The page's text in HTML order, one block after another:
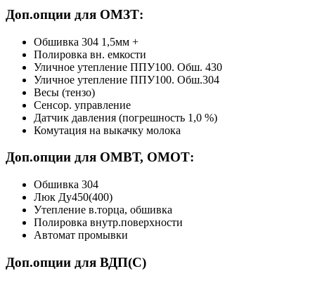
Доп.опции для ОМЗТ:
Обшивка 304 1,5мм +
Полировка вн. емкости
Уличное утепление ППУ100. Обш. 430
Уличное утепление ППУ100. Обш.304
Весы (тензо)
Сенсор. управление
Датчик давления (погрешность 1,0 %)
Комутация на выкачку молока
Доп.опции для ОМВТ, ОМОТ:
Обшивка 304
Люк Ду450(400)
Утепление в.торца, обшивка
Полировка внутр.поверхности
Автомат промывки
Доп.опции для ВДП(С)